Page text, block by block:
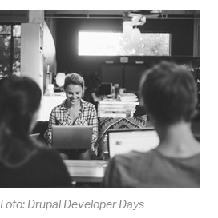
Foto: Drupal Developer Days